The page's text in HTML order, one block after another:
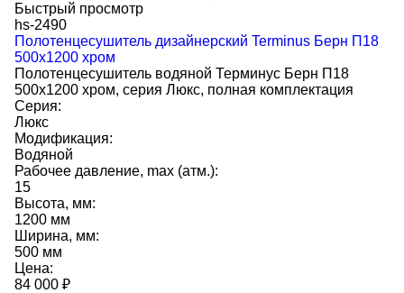
Быстрый просмотр
hs-2490
Полотенцесушитель дизайнерский Terminus Берн П18
500х1200 хром
Полотенцесушитель водяной Терминус Берн П18
500х1200 хром, серия Люкс, полная комплектация
Серия:
Люкс
Модификация:
Водяной
Рабочее давление, max (атм.):
15
Высота, мм:
1200 мм
Ширина, мм:
500 мм
Цена:
84 000 ₽